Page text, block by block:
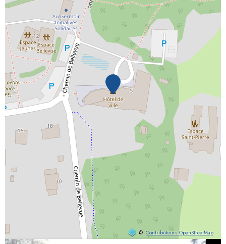
© Contributeurs OpenStreetMap